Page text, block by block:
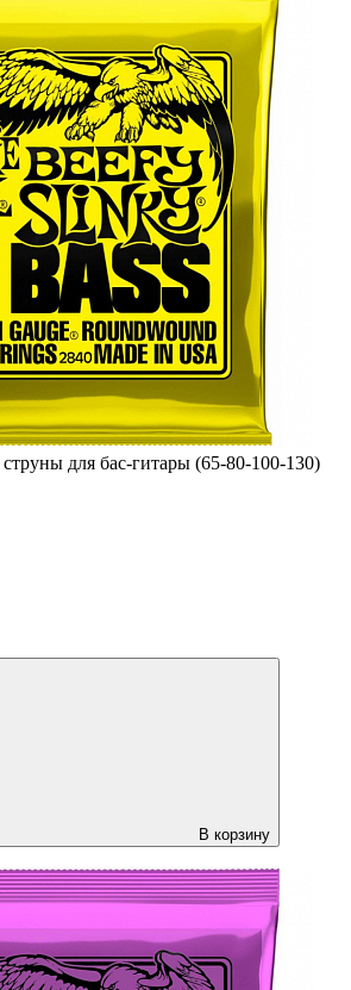
для бас-гитары (65-80-100-130)
В корзину